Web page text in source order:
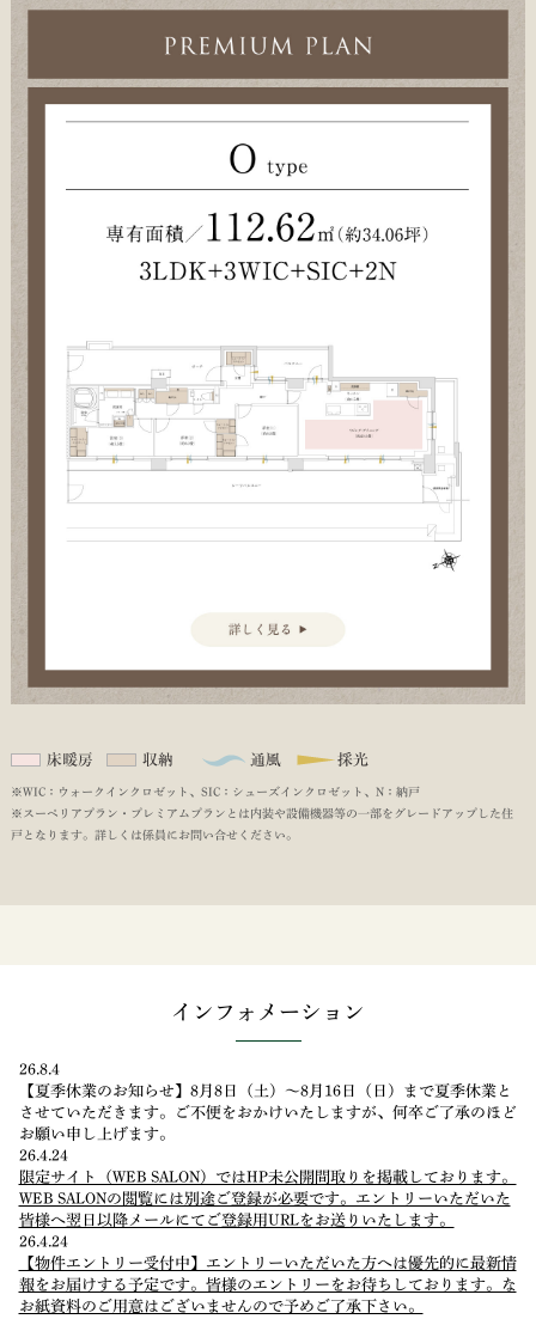
※WIC：ウォークインクロゼット、SIC：シューズインクロゼット、N：納戸
※スーペリアプラン・プレミアムプランとは内装や設備機器等の一部をグレードアップした住
戸となります。詳しくは係員にお問い合せください。
インフォメーション
26.8.4
【夏季休業のお知らせ】8月8日（土）～8月16日（日）まで夏季休業と
させていただきます。ご不便をおかけいたしますが、何卒ご了承のほど
お願い申し上げます。
26.4.24
限定サイト（WEB SALON）ではHP未公開間取りを掲載しております。
WEB SALONの閲覧には別途ご登録が必要です。エントリーいただいた
皆様へ翌日以降メールにてご登録用URLをお送りいたします。
26.4.24
【物件エントリー受付中】エントリーいただいた方へは優先的に最新情
報をお届けする予定です。皆様のエントリーをお待ちしております。な
お紙資料のご用意はございませんので予めご了承下さい。